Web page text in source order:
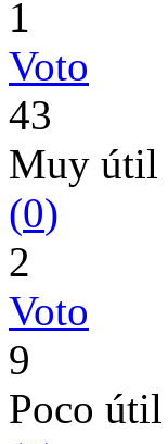
1
Voto
43
Muy útil
(0)
2
Voto
9
Poco útil